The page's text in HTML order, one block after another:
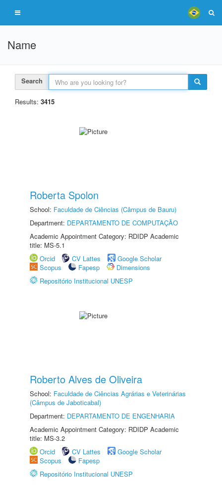
Name
Search
Results: 3415
Roberta Spolon
School: Faculdade de Ciências (Câmpus de Bauru)
Department: DEPARTAMENTO DE COMPUTAÇÃO
Academic Appointment Category: RDIDP Academic
title: MS-5.1
Orcid
CV Lattes
Google Scholar
Scopus
Fapesp
Dimensions
Repositório Institucional UNESP
Roberto Alves de Oliveira
School: Faculdade de Ciências Agrárias e Veterinárias
(Câmpus de Jaboticabal)
Department: DEPARTAMENTO DE ENGENHARIA
Academic Appointment Category: RDIDP Academic
title: MS-3.2
Orcid
CV Lattes
Google Scholar
Scopus
Fapesp
Repositório Institucional UNESP